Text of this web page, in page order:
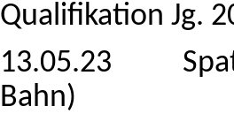
Qualifikation Jg.
13.05.23
Bahn)